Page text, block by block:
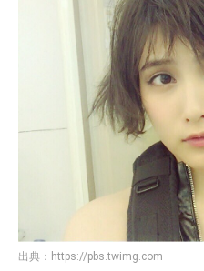
出典： https://pbs.twimg.com